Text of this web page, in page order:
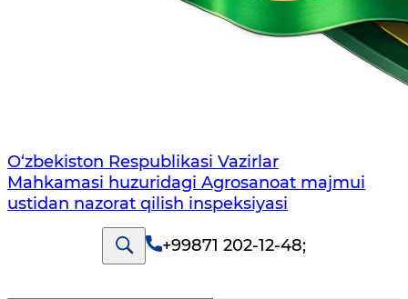
O‘zbekiston Respublikasi Vazirlar
Mahkamasi huzuridagi Agrosanoat majmui
ustidan nazorat qilish inspeksiyasi
+99871 202-12-48;